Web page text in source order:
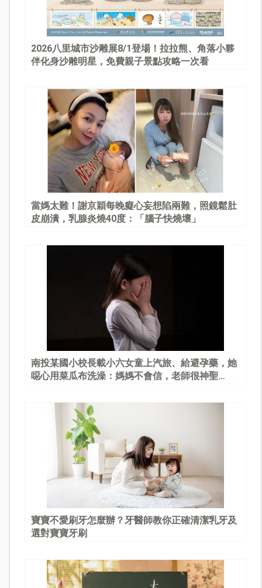
2026八里城市沙雕展8/1登場！拉拉熊、角落小夥
伴化身沙雕明星，免費親子景點攻略一次看
當媽太難！謝京穎每晚癡心妄想陷兩難，照鏡鬆肚
皮崩潰，乳腺炎燒40度：「腦子快燒壞」
南投某國小校長載小六女童上汽旅、給避孕藥，她
噁心用菜瓜布洗澡：媽媽不會信，老師很神聖…
寶寶不愛刷牙怎麼辦？牙醫師教你正確清潔乳牙及
選對寶寶牙刷